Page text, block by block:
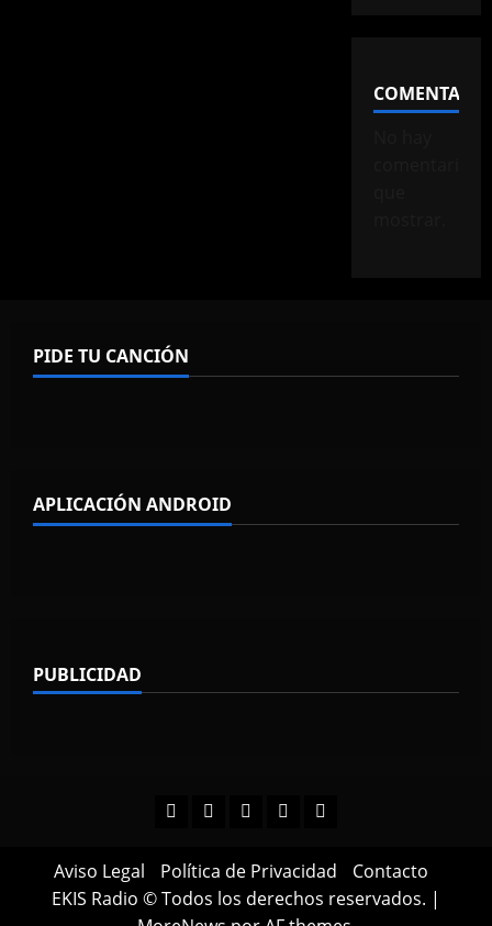
PIDE TU CANCIÓN
APLICACIÓN ANDROID
PUBLICIDAD
FacebookInstagram
TwitterYouTubeTikTok
Aviso Legal Política de Privacidad
Contacto
EKIS Radio © Todos los derechos reservados. |